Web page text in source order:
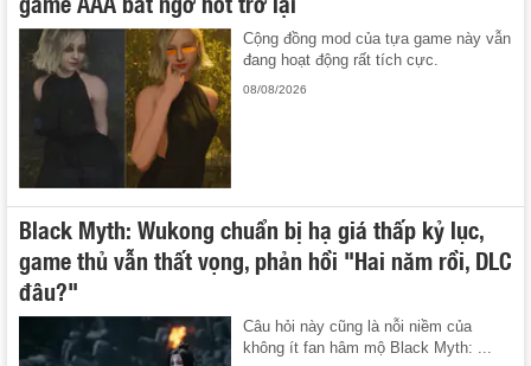
Cộng đồng mod của tựa game này vẫn
đang hoạt động rất tích cực.
08/08/2026
Black Myth: Wukong chuẩn bị hạ giá thấp kỷ lục,
game thủ vẫn thất vọng, phản hồi "Hai năm rồi, DLC
đâu?"
Câu hỏi này cũng là nỗi niềm của
không ít fan hâm mộ Black Myth: ...